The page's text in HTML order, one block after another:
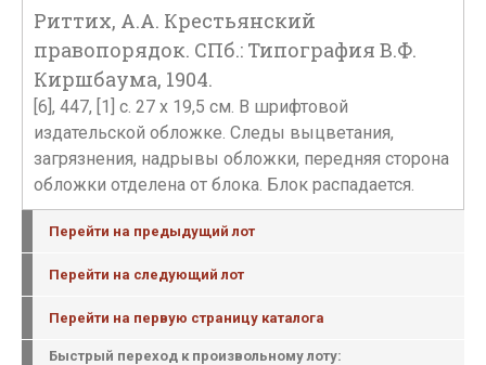
Риттих, А.А. Крестьянский
правопорядок. СПб.: Типография В.Ф.
Киршбаума, 1904.
[6], 447, [1] с. 27 х 19,5 см. В шрифтовой
издательской обложке. Следы выцветания,
загрязнения, надрывы обложки, передняя сторона
обложки отделена от блока. Блок распадается.
Перейти на предыдущий лот
Перейти на следующий лот
Перейти на первую страницу каталога
Быстрый переход к произвольному лоту: